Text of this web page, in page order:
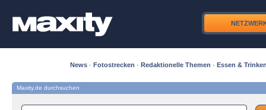
News · Fotostrecken · Redaktionelle Themen · Essen &
Maxity.de durchsuchen